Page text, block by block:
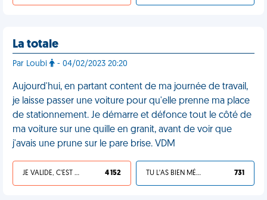
La totale
Par Loubi - 04/02/2023 20:20
Aujourd'hui, en partant content de ma journée de travail,
je laisse passer une voiture pour qu'elle prenne ma place
de stationnement. Je démarre et défonce tout le côté de
ma voiture sur une quille en granit, avant de voir que
j'avais une prune sur le pare brise. VDM
JE VALIDE, C'EST UNE VDM 4 152 TU L'AS BIEN MÉRITÉ 731